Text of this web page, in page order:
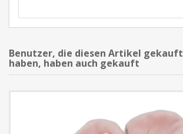
Benutzer, die diesen Artikel gekauft
haben, haben auch gekauft